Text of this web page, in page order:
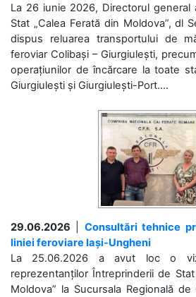
La 26 iunie 2026, Directorul general
Stat „Calea Ferată din Moldova”, dl
dispus reluarea transportului de
feroviar Colibași – Giurgiulești,
operațiunilor de încărcare la toate
Giurgiulești și Giurgiulești-Port....
29.06.2026
Consultări tehnice
liniei feroviare Iași-Ungheni
La 25.06.2026 a avut loc o
reprezentanților Întreprinderii de
Moldova” la Sucursala Regională